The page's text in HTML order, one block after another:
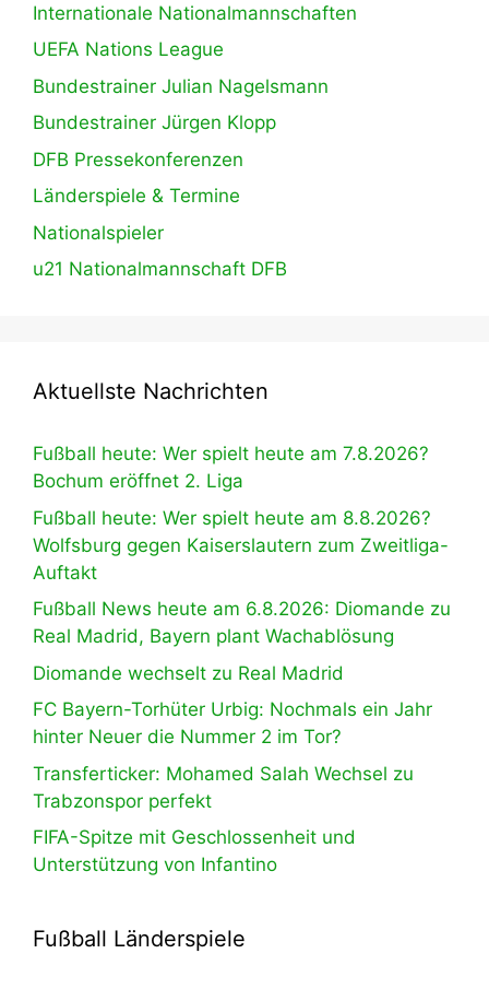
Internationale Nationalmannschaften
UEFA Nations League
Bundestrainer Julian Nagelsmann
Bundestrainer Jürgen Klopp
DFB Pressekonferenzen
Länderspiele & Termine
Nationalspieler
u21 Nationalmannschaft DFB
Aktuellste Nachrichten
Fußball heute: Wer spielt heute am 7.8.2026?
Bochum eröffnet 2. Liga
Fußball heute: Wer spielt heute am 8.8.2026?
Wolfsburg gegen Kaiserslautern zum Zweitliga-
Auftakt
Fußball News heute am 6.8.2026: Diomande zu
Real Madrid, Bayern plant Wachablösung
Diomande wechselt zu Real Madrid
FC Bayern-Torhüter Urbig: Nochmals ein Jahr
hinter Neuer die Nummer 2 im Tor?
Transferticker: Mohamed Salah Wechsel zu
Trabzonspor perfekt
FIFA-Spitze mit Geschlossenheit und
Unterstützung von Infantino
Fußball Länderspiele